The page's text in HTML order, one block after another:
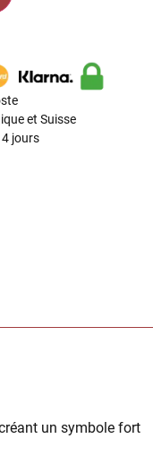
et Suisse
jours
un symbole fort